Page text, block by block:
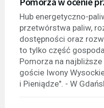
Hub energetyczno-
przetwórstwa paliw,
dostępności oraz
to tylko część
Pomorza na
goście Iwony
i Pieniądze". - W